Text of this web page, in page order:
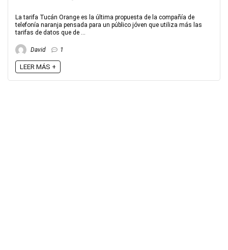
La tarifa Tucán Orange es la última propuesta de la compañía de
telefonía naranja pensada para un público jóven que utiliza más las
tarifas de datos que de ...
David 1
LEER MÁS +